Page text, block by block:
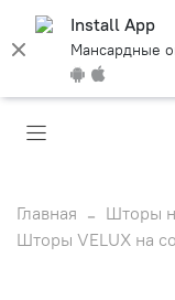
Install App
Мансардные
Главная Шторы
Шторы VELUX на